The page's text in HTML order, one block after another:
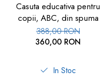
Casuta educativa pentru
copii, ABC, din spuma
388,00 RON
360,00 RON
In Stoc